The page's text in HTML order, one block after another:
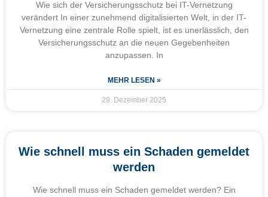
Wie sich der Versicherungsschutz bei IT-Vernetzung
verändert In einer zunehmend digitalisierten Welt, in der IT-
Vernetzung eine zentrale Rolle spielt, ist es unerlässlich, den
Versicherungsschutz an die neuen Gegebenheiten
anzupassen. In
MEHR LESEN »
29. Dezember 2025
Wie schnell muss ein Schaden gemeldet
werden
Wie schnell muss ein Schaden gemeldet werden? Ein